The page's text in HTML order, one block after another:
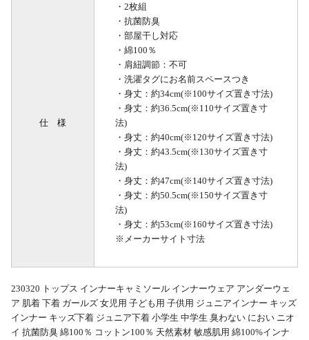
仕 様
・2枚組
・抗菌防臭
・部屋干し対応
・綿100％
・肩紐調節：不可
・洗濯タグにお名前スペースつき
・身丈：約34cm(※100サイズ置き寸法)
・身丈：約36.5cm(※110サイズ置き寸
法)
・身丈：約40cm(※120サイズ置き寸法)
・身丈：約43.5cm(※130サイズ置き寸
法)
・身丈：約47cm(※140サイズ置き寸法)
・身丈：約50.5cm(※150サイズ置き寸
法)
・身丈：約53cm(※160サイズ置き寸法)
※メーカーサイト寸法
230320 トップス インナーキャミソール インナーウェア アンダーウェ
ア 肌着 下着 ガールズ 女児用 子ども用 子供用 ジュニアインナー キッズ
インナー キッズ下着 ジュニア下着 小学生 中学生 臭わない におい ニオ
イ 抗菌防臭 綿100％ コットン100％ 天然素材 敏感肌用 綿100%インナ